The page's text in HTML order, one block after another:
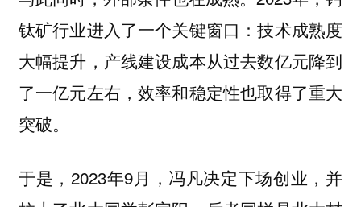
钛矿行业进入了一个关键窗口：技术成熟度
大幅提升，产线建设成本从过去数亿元降到
了一亿元左右，效率和稳定性也取得了重大
突破。
于是，2023年9月，冯凡决定下场创业，并